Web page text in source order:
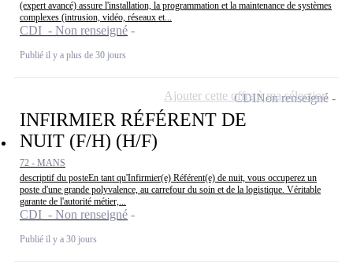
(expert avancé) assure l'installation, la programmation et la maintenance de systèmes
complexes (intrusion, vidéo, réseaux et...
CDI - Non renseigné
Publié il y a plus de 30 jours
INFIRMIER RÉFÉRENT DE
NUIT (F/H) (H/F)
72 - MANS
descriptif du posteEn tant qu'Infirmier(e) Référent(e) de nuit, vous occuperez un
poste d'une grande polyvalence, au carrefour du soin et de la logistique. Véritable
garante de l'autorité métier,...
CDI - Non renseigné
Publié il y a 30 jours
CDINon renseigné
Ajouter cette offre à ma sélection